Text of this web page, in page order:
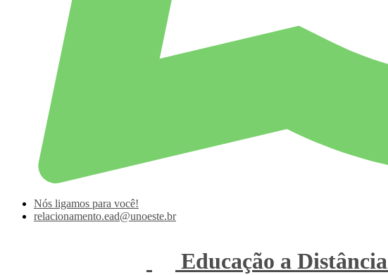
Nós ligamos para você!
relacionamento.ead@unoeste.br
Educação a Distância